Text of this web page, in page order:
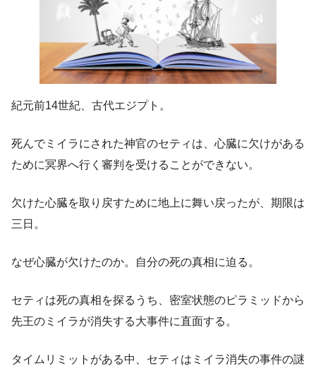
紀元前14世紀、古代エジプト。
死んでミイラにされた神官のセティは、心臓に欠けがある
ために冥界へ行く審判を受けることができない。
欠けた心臓を取り戻すために地上に舞い戻ったが、期限は
三日。
なぜ心臓が欠けたのか。自分の死の真相に迫る。
セティは死の真相を探るうち、密室状態のピラミッドから
先王のミイラが消失する大事件に直面する。
タイムリミットがある中、セティはミイラ消失の事件の謎